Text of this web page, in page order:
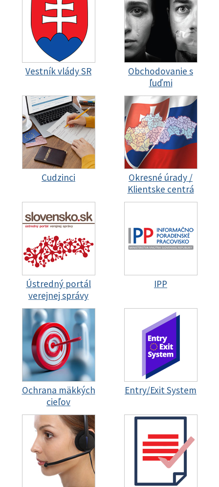
Vestník vlády SR
Obchodovanie s
ľuďmi
Cudzinci
Okresné úrady /
Klientske centrá
Ústredný portál
verejnej správy
IPP
Ochrana mäkkých
cieľov
Entry/Exit System